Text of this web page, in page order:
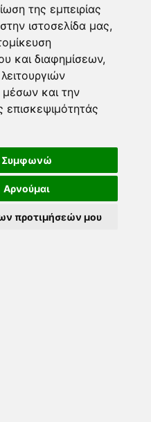
της εμπειρίας
ιστοσελίδα μας,
και διαφημίσεων,
και την
επισκεψιμότητάς
Συμφωνώ
Αρνούμαι
προτιμήσεών μου